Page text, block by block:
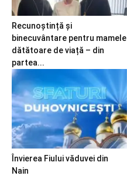
Recunoștință și
binecuvântare pentru mamele
dătătoare de viață – din
partea...
Învierea Fiului văduvei din
Nain